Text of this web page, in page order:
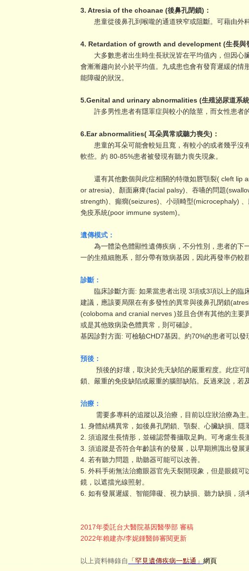
3. Atresia of the choanae (後鼻孔閉鎖)：
患童從後鼻孔到喉嚨的通道狹窄或阻斷。可藉由外科
4. Retardation of growth and development (生長與
大多數患者出生時生長狀況皆在平均值內，但因心
會漸漸趨向於小於平均值。九成患也會有發育遲緩的
能障礙的狀況。
5.Genital and urinary abnormalities (生殖泌尿道系統
許多男性患者有隱睪症與較小的陰莖，而女性患者
6.Ear abnormalities( 耳朵異常或聽力喪失)：
患童的耳朵可能會較短且寬，有較小的或者幾乎沒
軟些。約 80-85%患者被發現有聽力喪失現象。
還有其他數個與此症相關的特徵如唇顎裂( cleft lip
or atresia)、顏面麻痺(facial palsy)、吞嚥的問題
strength)、癲癇(seizures)、小頭畸型(microcephaly)
免疫系統(poor immune system)。
遺傳模式：
為一體染色體顯性遺傳疾病，不分性別，患者的下
一的生殖細胞系，部分帶有致病基因，因此再發率仍較
診斷：
臨床診斷方面: 如果當患者出現 3項或3項以上的臨
建議，應該要局限在有多發性的異常與後鼻孔閉鎖
(coloboma and cranial nerves )並且合併有其他的主
或是其他致病染色體異常，則可確診。
基因診對方面: 可檢驗CHD7基因。約70%的患者可以發
預後：
預後的好壞，取決於先天缺陷的嚴重程度。此症可
鎖、嚴重的免疫缺陷或嚴重的腦部缺陷。反過來說，若
治療：
需要多專科的追蹤以及治療，目前以症狀治療為主。
1. 身體結構異常，如後鼻孔閉鎖、顎裂、心臟缺損、隱
2. 須追蹤生長情形，並確認營養攝取足夠。可考慮生長
3. 須追蹤是否符合年齡該有的發展，以早期辨識出發展
4. 若有聽力問題，助聽器可能可以改善。
5. 外科手術無法治癒眼器官先天裂開現象，但是眼鏡
鏡，以遮擋光線照射。
6. 如有發展遲緩、智能障礙、視力缺損、聽力缺損，須
2017年委託台大醫院基因醫學部 審稿
2022年賴建亦/李妮鍾醫師審閱更新
以上資料轉錄自 「罕見遺傳疾病一點通」 網頁